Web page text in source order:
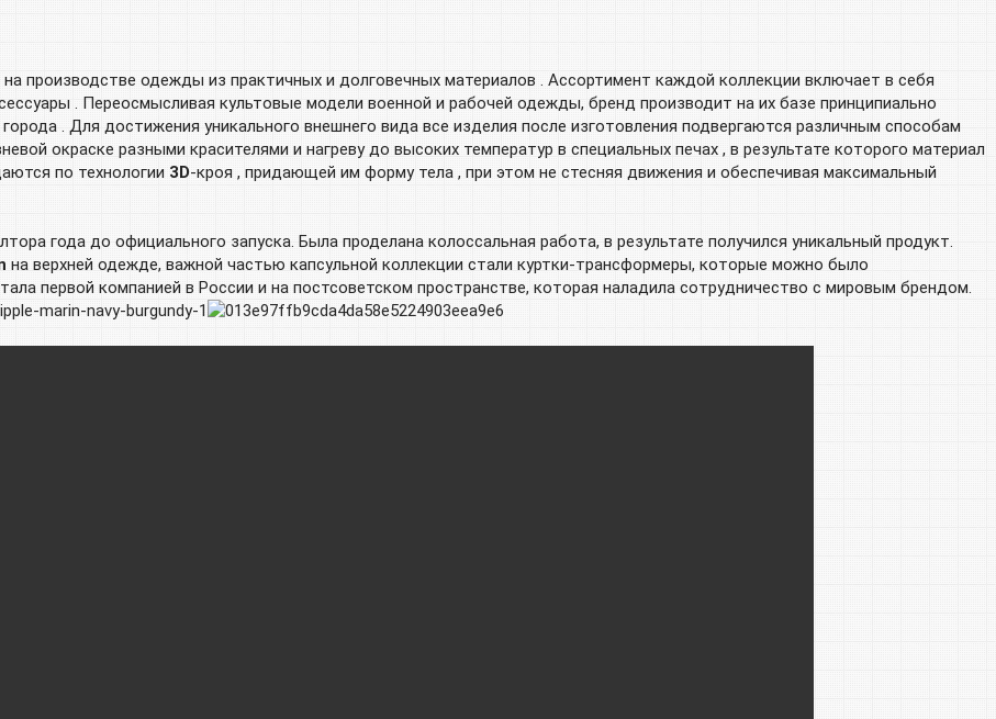
на производстве одежды из практичных и долговечных материалов . Ассортимент каждой коллекции включает в себя
. Переосмысливая культовые модели военной и рабочей одежды, бренд производит на их базе принципиально
. Для достижения уникального внешнего вида все изделия после изготовления подвергаются различным способам
окраске разными красителями и нагреву до высоких температур в специальных печах , в результате которого материал
по технологии 3D-кроя , придающей им форму тела , при этом не стесняя движения и обеспечивая максимальный
года до официального запуска. Была проделана колоссальная работа, в результате получился уникальный продукт.
на верхней одежде, важной частью капсульной коллекции стали куртки-трансформеры, которые можно было
первой компанией в России и на постсоветском пространстве, которая наладила сотрудничество с мировым брендом.